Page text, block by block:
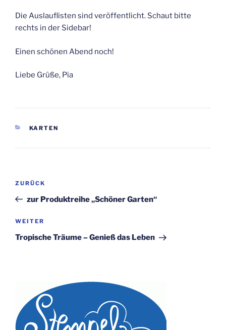
Die Auslauflisten sind veröffentlicht. Schaut bitte
rechts in der Sidebar!
Einen schönen Abend noch!
Liebe Grüße, Pia
KATEGORIEN
KARTEN
Beitragsnavigation
Vorheriger
Beitrag
ZURÜCK
zur Produktreihe „Schöner Garten“
Nächster
Beitrag
WEITER
Tropische Träume – Genieß das Leben